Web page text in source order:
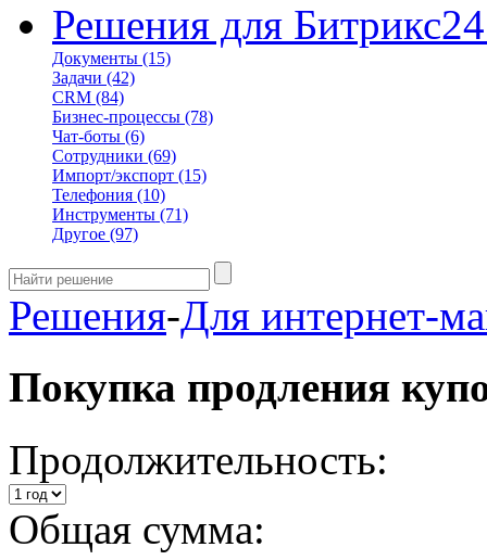
Решения для Битрикс24
Документы (15)
Задачи (42)
CRM (84)
Бизнес-процессы (78)
Чат-боты (6)
Сотрудники (69)
Импорт/экспорт (15)
Телефония (10)
Инструменты (71)
Другое (97)
Решения-Для интернет-
Покупка продления
Продолжительность:
Общая сумма: